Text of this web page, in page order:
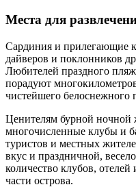
Места для
Сардиния и прилегающие
дайверов и поклонников
Любителей праздного
порадуют
чистейшего белоснежного
Ценителям бурной ночной
многочисленные клубы и
туристов и местных
вкус и праздничной,
количество клубов,
части острова.